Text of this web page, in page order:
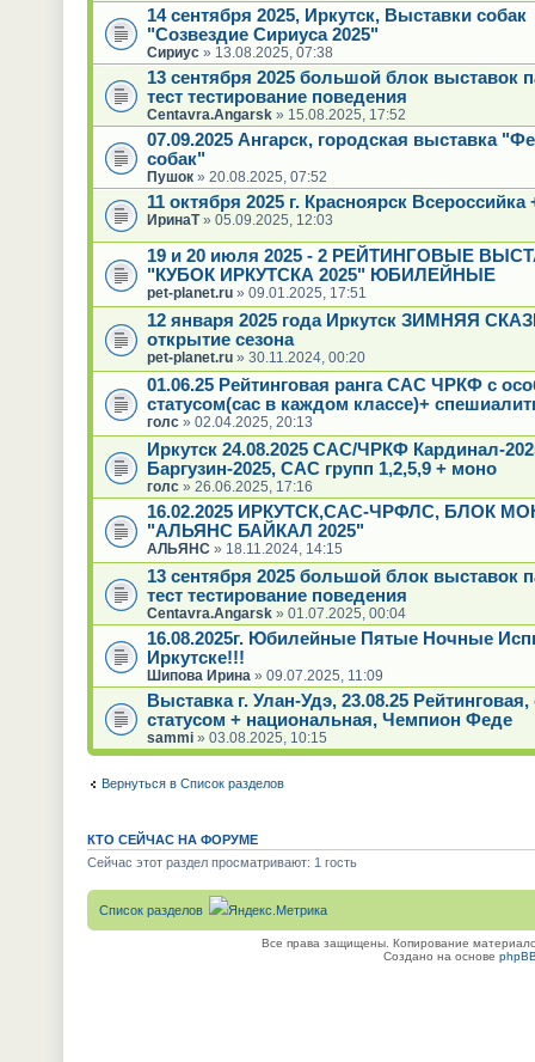
14 сентября 2025, Иркутск, Выставки собак
"Созвездие Сириуса 2025"
Сириус» 13.08.2025, 07:38
13 сентября 2025 большой блок выставок
тест тестирование поведения
Centavra.Angarsk» 15.08.2025, 17:52
07.09.2025 Ангарск, городская выставка
собак"
Пушок» 20.08.2025, 07:52
11 октября 2025 г. Красноярск Всероссийка
ИринаТ» 05.09.2025, 12:03
19 и 20 июля 2025 - 2 РЕЙТИНГОВЫЕ
"КУБОК ИРКУТСКА 2025" ЮБИЛЕЙНЫЕ
pet-planet.ru» 09.01.2025, 17:51
12 января 2025 года Иркутск ЗИМНЯЯ
открытие сезона
pet-planet.ru» 30.11.2024, 00:20
01.06.25 Рейтинговая ранга САС ЧРКФ с
статусом(сас в каждом классе)+
голс» 02.04.2025, 20:13
Иркутск 24.08.2025 САС/ЧРКФ Кардинал-
Баргузин-2025, САС групп 1,2,5,9 + моно
голс» 26.06.2025, 17:16
16.02.2025 ИРКУТСК,САС-ЧРФЛС, БЛОК
"АЛЬЯНС БАЙКАЛ 2025"
АЛЬЯНС » 18.11.2024, 14:15
13 сентября 2025 большой блок выставок
тест тестирование поведения
Centavra.Angarsk» 01.07.2025, 00:04
16.08.2025г. Юбилейные Пятые Ночные
Иркутске!!!
Шипова Ирина » 09.07.2025, 11:09
Выставка г. Улан-Удэ, 23.08.25
статусом + национальная, Чемпион Феде
sammi» 03.08.2025, 10:15
Вернуться в Список разделов
КТО СЕЙЧАС НА ФОРУМЕ
Сейчас этот раздел просматривают: 1 гость
Список разделов
Все права защищены. Копирование
Создано на основе